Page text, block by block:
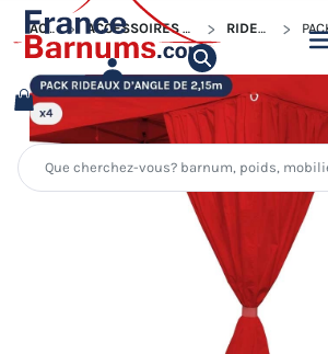
ACCUEIL ACCESSOIRES POUR BARNUMS PLIANTS RIDEAUX D'ANGLE PACK DE 4